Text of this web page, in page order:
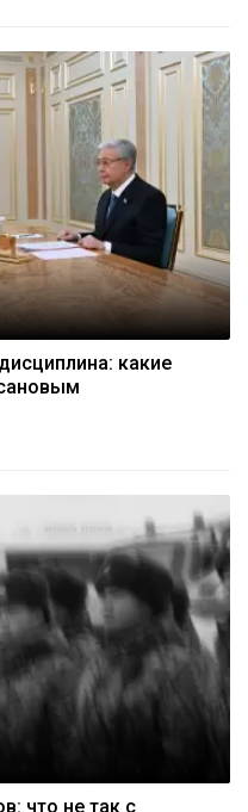
какие
что не так с